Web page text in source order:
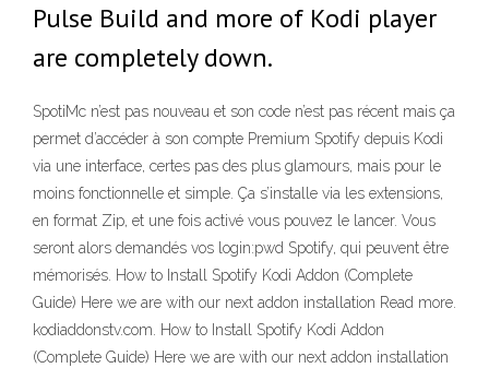
Pulse Build and more of Kodi player
are completely down.
SpotiMc n’est pas nouveau et son code n’est pas récent mais ça
permet d’accéder à son compte Premium Spotify depuis Kodi
via une interface, certes pas des plus glamours, mais pour le
moins fonctionnelle et simple. Ça s’installe via les extensions,
en format Zip, et une fois activé vous pouvez le lancer. Vous
seront alors demandés vos login:pwd Spotify, qui peuvent être
mémorisés. How to Install Spotify Kodi Addon (Complete
Guide) Here we are with our next addon installation Read more.
kodiaddonstv.com. How to Install Spotify Kodi Addon
(Complete Guide) Here we are with our next addon installation